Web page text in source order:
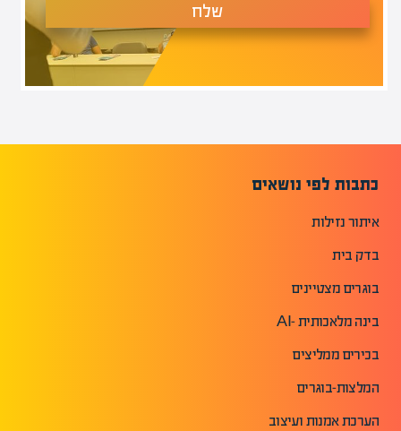
שלח
כתבות לפי נושאים
איתור נזילות
בדק בית
בוגרים מצטיינים
בינה מלאכותית -AI
בכירים ממליצים
המלצות-בוגרים
הערכת אמנות ועיצוב